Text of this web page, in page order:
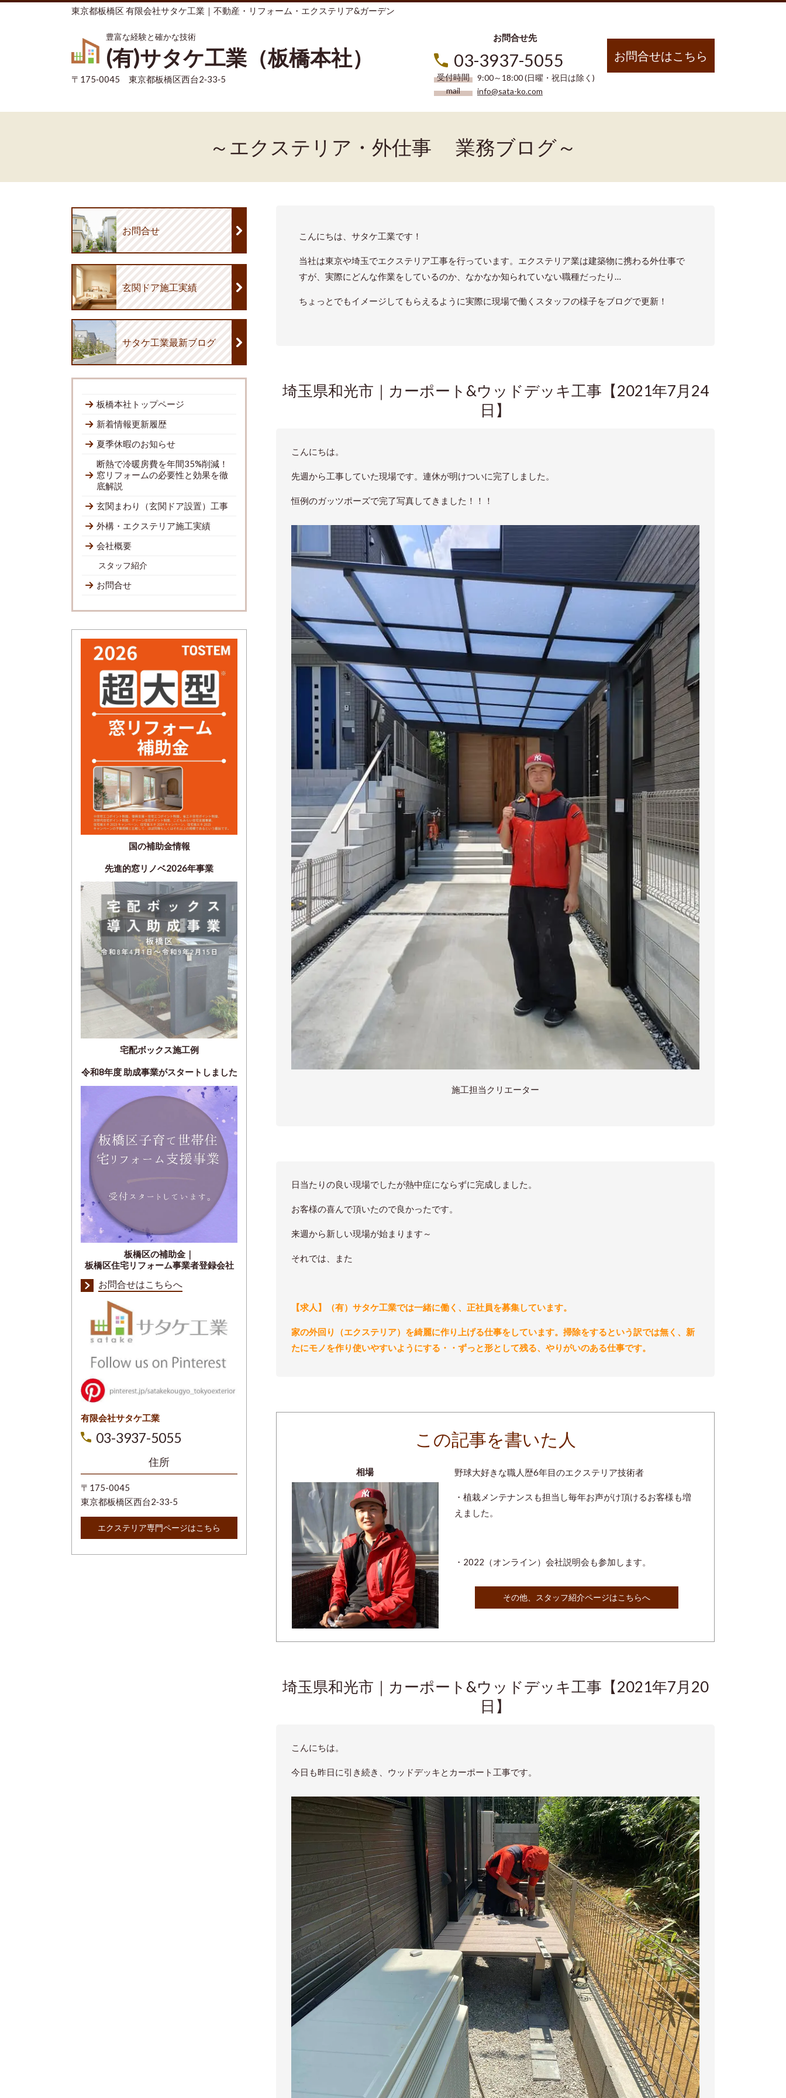
東京都板橋区 有限会社サタケ工業｜不動産・リフォーム・エクステリア&ガーデン
豊富な経験と確かな技術
(有)サタケ工業（板橋本社）
〒175‐0045 東京都板橋区西台2‐33‐5
お問合せ先
03-3937-5055
受付時間
9:00～18:00 (日曜・祝日は除く)
mail
info@sata-ko.com
お問合せはこちら
～エクステリア・外仕事 業務ブログ～
こんにちは、サタケ工業です！
当社は東京や埼玉でエクステリア工事を行っています。エクステリア業は建築物に携わる外仕事で
すが、実際にどんな作業をしているのか、なかなか知られていない職種だったり…
ちょっとでもイメージしてもらえるように実際に現場で働くスタッフの様子をブログで更新！
埼玉県和光市｜カーポート&ウッドデッキ工事【2021年7月24
日】
こんにちは。
先週から工事していた現場です。連休が明けついに完了しました。
恒例のガッツポーズで完了写真してきました！！！
施工担当クリエーター
日当たりの良い現場でしたが熱中症にならずに完成しました。
お客様の喜んで頂いたので良かったです。
来週から新しい現場が始まります～
それでは、また
【求人】（有）サタケ工業では一緒に働く、正社員を募集しています。
家の外回り（エクステリア）を綺麗に作り上げる仕事をしています。掃除をするという訳では無く、新
たにモノを作り使いやすいようにする・・ずっと形として残る、やりがいのある仕事です。
この記事を書いた人
相場 野球大好きな職人歴6年目のエクステリア技術者
・植栽メンテナンスも担当し毎年お声がけ頂けるお客様も増
えました。
・2022（オンライン）会社説明会も参加します。
その他、スタッフ紹介ページはこちらへ
埼玉県和光市｜カーポート&ウッドデッキ工事【2021年7月20
日】
こんにちは。
今日も昨日に引き続き、ウッドデッキとカーポート工事です。
お問合せ
玄関ドア施工実績
サタケ工業最新ブログ
板橋本社トップページ
新着情報更新履歴
夏季休暇のお知らせ
断熱で冷暖房費を年間35%削減！
窓リフォームの必要性と効果を徹
底解説
玄関まわり（玄関ドア設置）工事
外構・エクステリア施工実績
会社概要
スタッフ紹介
お問合せ
国の補助金情報
先進的窓リノベ2026年事業
宅配ボックス施工例
令和8年度 助成事業がスタートしました
板橋区の補助金｜
板橋区住宅リフォーム事業者登録会社
お問合せはこちらへ
有限会社サタケ工業
03-3937-5055
住所
〒175-0045
東京都板橋区西台2‐33‐5
エクステリア専門ページはこちら